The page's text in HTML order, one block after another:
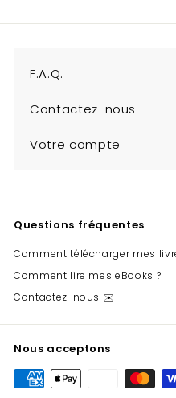
notre
F.A.Q.
Contactez-nous
Votre compte
Questions fréquentes
Comment télécharger mes
Comment lire mes eBooks ?
Contactez-nous ✉️
Nous acceptons